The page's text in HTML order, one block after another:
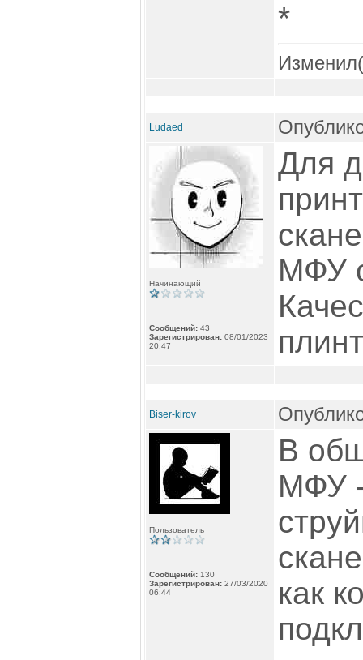
*
Ludaed
Начинающий
Сообщений: 43
Зарегистрирован: 08/01/2023
20:47
Для
МФУ
Biser-kirov
Пользователь
Сообщений: 130
Зарегистрирован: 27/03/2020
06:44
В
МФУ
как